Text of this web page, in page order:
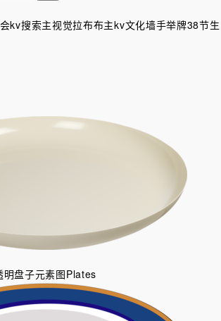
kv搜索主视觉拉布布主kv文化墙手举牌38节生
盘子元素图Plates